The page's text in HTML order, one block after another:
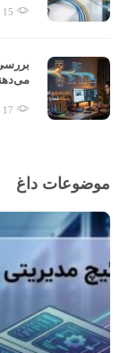
15
17
موضوعات داغ